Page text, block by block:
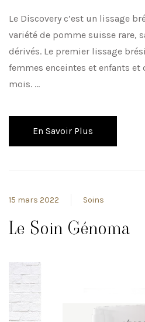
Le Discovery c’est un lissage
variété de pomme suisse rare,
dérivés. Le premier lissage
femmes enceintes et enfants et
mois. …
En Savoir Plus
15 mars 2022 Soins
Le Soin Génoma